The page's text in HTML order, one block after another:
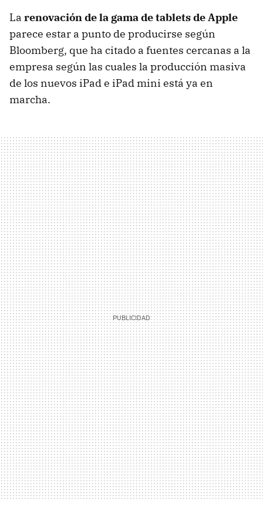
La renovación de la gama de tablets de Apple
parece estar a punto de producirse según
Bloomberg, que ha citado a fuentes cercanas a la
empresa según las cuales la producción masiva
de los nuevos iPad e iPad mini está ya en
marcha.